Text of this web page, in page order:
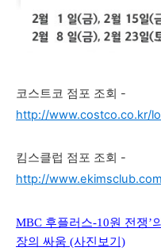
코스트코 점포 조회 -
http://www.costco.co.kr/
킴스클럽 점포 조회 -
http://
MBC 후플러스-10원 전쟁’
장의 싸움 (사진보기)